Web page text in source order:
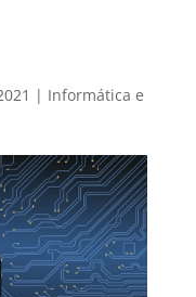
| Informática e